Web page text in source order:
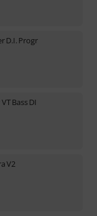
D.I. Progr
Bass DI
V2